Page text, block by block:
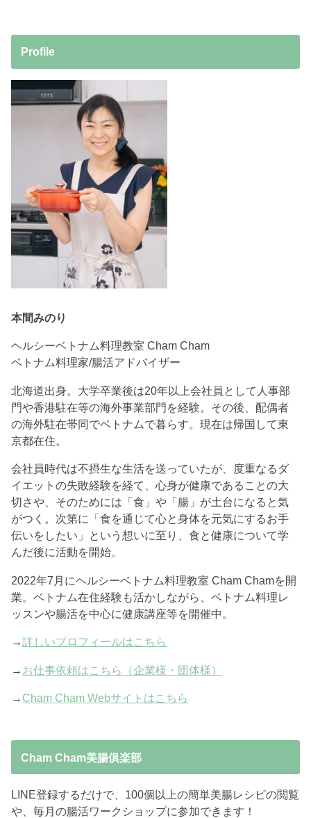
Profile
本間みのり
ヘルシーベトナム料理教室 Cham Cham
ベトナム料理家/腸活アドバイザー
北海道出身。大学卒業後は20年以上会社員として人事部
門や香港駐在等の海外事業部門を経験。その後、配偶者
の海外駐在帯同でベトナムで暮らす。現在は帰国して東
京都在住。
会社員時代は不摂生な生活を送っていたが、度重なるダ
イエットの失敗経験を経て、心身が健康であることの大
切さや、そのためには「食」や「腸」が土台になると気
がつく。次第に「食を通じて心と身体を元気にするお手
伝いをしたい」という想いに至り、食と健康について学
んだ後に活動を開始。
2022年7月にヘルシーベトナム料理教室 Cham Chamを開
業。ベトナム在住経験も活かしながら、ベトナム料理レ
ッスンや腸活を中心に健康講座等を開催中。
→詳しいプロフィールはこちら
→ お仕事依頼はこちら（企業様・団体様）
→ Cham Cham Webサイトはこちら
Cham Cham美腸俱楽部
LINE登録するだけで、100個以上の簡単美腸レシピの閲覧
や、毎月の腸活ワークショップに参加できます！